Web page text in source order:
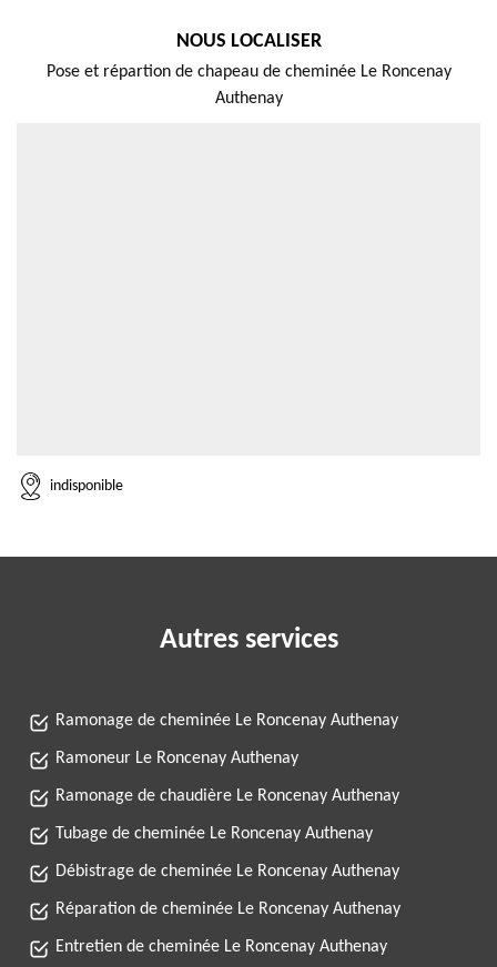
NOUS LOCALISER
Pose et répartion de chapeau de cheminée Le Roncenay
Authenay
indisponible
Autres services
Ramonage de cheminée Le Roncenay Authenay
Ramoneur Le Roncenay Authenay
Ramonage de chaudière Le Roncenay Authenay
Tubage de cheminée Le Roncenay Authenay
Débistrage de cheminée Le Roncenay Authenay
Réparation de cheminée Le Roncenay Authenay
Entretien de cheminée Le Roncenay Authenay